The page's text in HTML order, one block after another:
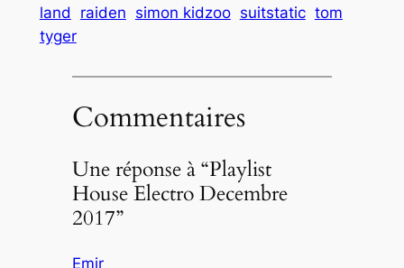
land
raiden simon kidzoo suitstatic tom
tyger
Commentaires
Une réponse à “Playlist
House Electro Decembre
2017”
Emir